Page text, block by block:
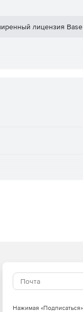
защиты рабочих
для ИТ-специалистов
для
и
лицензия Base
Нажимая